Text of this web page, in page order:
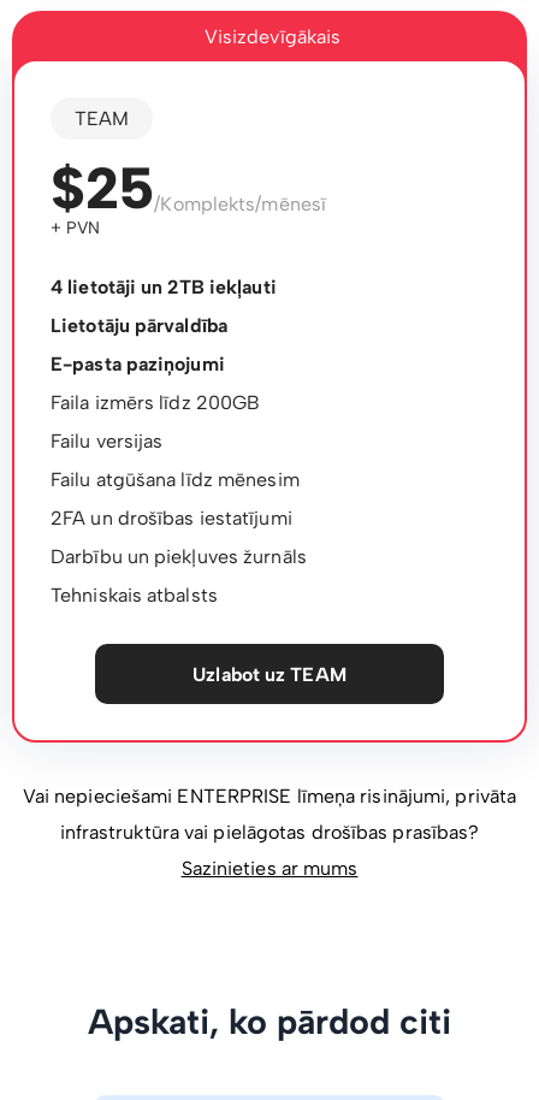
Visizdevīgākais
TEAM
$25/Komplekts/mēnesī
+ PVN
4 lietotāji un 2TB iekļauti
Lietotāju pārvaldība
E-pasta paziņojumi
Faila izmērs līdz 200GB
Failu versijas
Failu atgūšana līdz mēnesim
2FA un drošības iestatījumi
Darbību un piekļuves žurnāls
Tehniskais atbalsts
Uzlabot uz TEAM
Vai nepieciešami ENTERPRISE līmeņa risinājumi, privāta
infrastruktūra vai pielāgotas drošības prasības?
Sazinieties ar mums
Apskati, ko pārdod citi